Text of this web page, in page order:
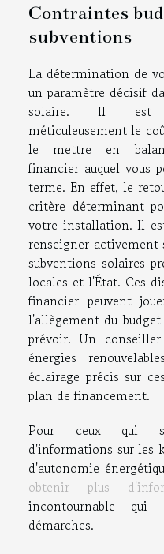
Contraintes
subventions
La détermination de
un paramètre décisif
solaire. Il est
méticuleusement le
le mettre en
financier auquel vous
terme. En effet, le
critère déterminant
votre installation. Il
renseigner activement
subventions solaires
locales et l'État. Ces
financier peuvent
l'allègement du
prévoir. Un
énergies
éclairage précis sur
plan de financement.
Pour ceux qui
d'informations sur les
d'autonomie
obtenir plus
incontournable
démarches.